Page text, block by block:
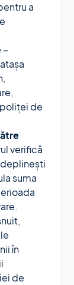
a
–
de
verifică
suma
în
de